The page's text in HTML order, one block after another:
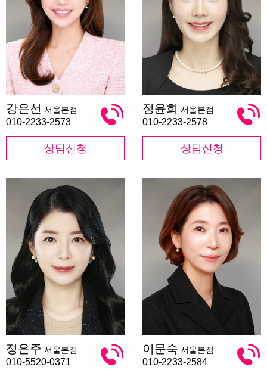
은
선
강은선 서울본점
010-2233-2573
상담신청
윤
희
정윤희 서울본점
010-2233-2578
상담신청
은
주
정은주 서울본점
010-5520-0371
문
숙
이문숙 서울본점
010-2233-2584